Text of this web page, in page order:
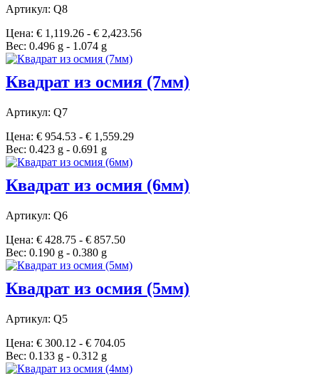
Артикул: Q8
Цена: € 1,119.26 - € 2,423.56
Вес: 0.496 g - 1.074 g
Квадрат из осмия (7мм)
Артикул: Q7
Цена: € 954.53 - € 1,559.29
Вес: 0.423 g - 0.691 g
Квадрат из осмия (6мм)
Артикул: Q6
Цена: € 428.75 - € 857.50
Вес: 0.190 g - 0.380 g
Квадрат из осмия (5мм)
Артикул: Q5
Цена: € 300.12 - € 704.05
Вес: 0.133 g - 0.312 g